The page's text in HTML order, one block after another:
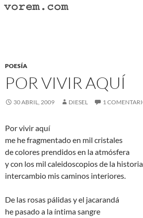
Saltar
POESÍA
POR VIVIR AQUÍ
30 ABRIL, 2009 DIESEL 1
Por vivir aquí
me he fragmentado en mil cristales
de colores prendidos en la atmósfera
y con los mil caleidoscopios de la historia
intercambio mis caminos interiores.
De las rosas pálidas y el jacarandá
he pasado a la íntima sangre